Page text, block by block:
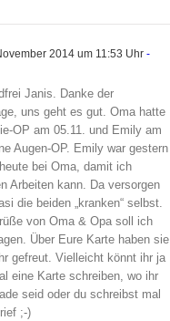
2014 um 11:53 Uhr -
Janis. Danke der
uns geht es gut. Oma hatte
OP am 05.11. und Emily am
Augen-OP. Emily war gestern
bei Oma, damit ich
Arbeiten kann. Da versorgen
die beiden „kranken“ selbst.
von Oma & Opa soll ich
Über Eure Karte haben sie
gefreut. Vielleicht könnt ihr ja
eine Karte schreiben, wo ihr
seid oder du schreibst mal
;-)